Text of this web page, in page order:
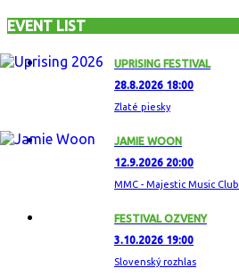
EVENT LIST
UPRISING FESTIVAL
28.8.2026 18:00
Zlaté piesky
JAMIE WOON
12.9.2026 20:00
MMC - Majestic Music Club
FESTIVAL OZVENY
3.10.2026 19:00
Slovenský rozhlas